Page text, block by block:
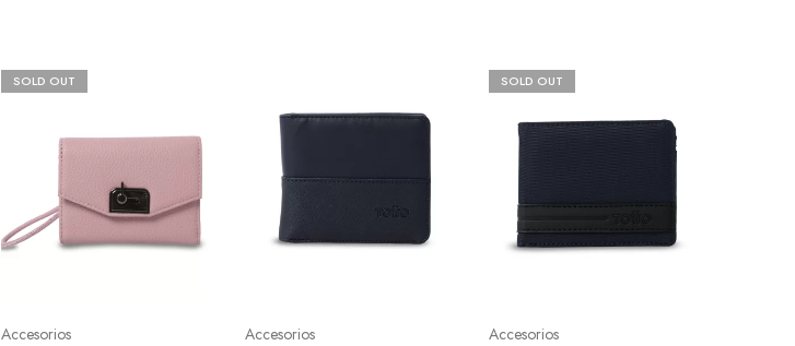
SOLD OUT
Accesorios Accesorios
SOLD OUT
Accesorios